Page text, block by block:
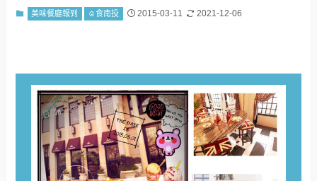
美味餐廳報到 ☺食南投 2015-03-11 2021-12-06